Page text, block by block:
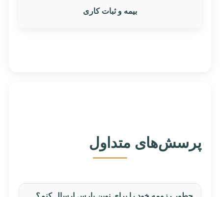
بیمه و ثبات کاری
پرسش‌های متداول